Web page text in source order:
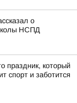
о
НСПД
праздник, который
спорт и заботится